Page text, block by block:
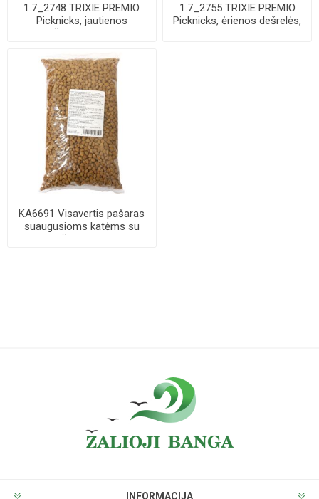
1.7_2748 TRIXIE PREMIO
Picknicks, jautienos
dešrelės, 8 cm, ...
1.7_2755 TRIXIE PREMIO
Picknicks, ėrienos dešrelės,
KA6691 Visavertis pašaras
suaugusioms katėms su
vištiena 1kg
INFORMACIJA